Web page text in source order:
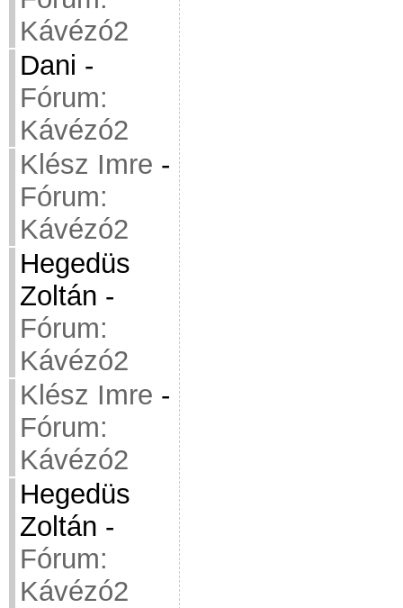
Kávézó2
Dani -
Fórum:
Kávézó2
Klész Imre -
Fórum:
Kávézó2
Hegedüs
Zoltán -
Fórum:
Kávézó2
Klész Imre -
Fórum:
Kávézó2
Hegedüs
Zoltán -
Fórum:
Kávézó2